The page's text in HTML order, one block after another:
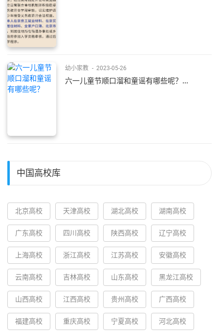
幼小家教 - 2023-05-26
六一儿童节顺口溜和童谣有哪些呢？...
中国高校库
北京高校 天津高校 湖北高校 湖南高校
广东高校 四川高校 陕西高校 辽宁高校
上海高校 浙江高校 江苏高校 安徽高校
云南高校 吉林高校 山东高校 黑龙江高校
山西高校 江西高校 贵州高校 广西高校
福建高校 重庆高校 宁夏高校 河北高校